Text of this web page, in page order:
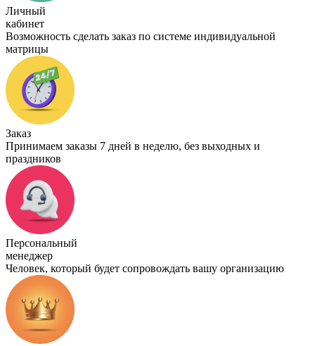
Личный
кабинет
Возможность сделать заказ по системе индивидуальной
матрицы
Заказ
Принимаем заказы 7 дней в неделю, без выходных и
праздников
Персональный
менеджер
Человек, который будет сопровождать вашу организацию